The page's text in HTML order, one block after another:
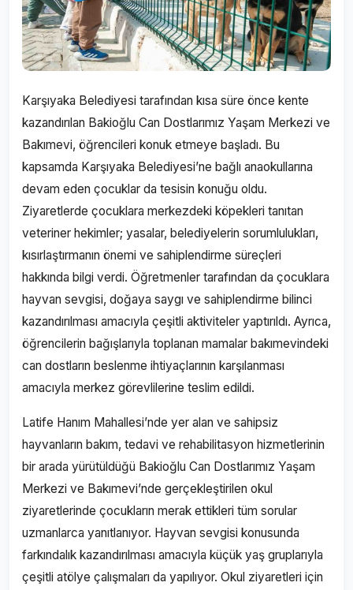
Karşıyaka Belediyesi tarafından kısa süre önce kente
kazandırılan Bakioğlu Can Dostlarımız Yaşam Merkezi ve
Bakımevi, öğrencileri konuk etmeye başladı. Bu
kapsamda Karşıyaka Belediyesi’ne bağlı anaokullarına
devam eden çocuklar da tesisin konuğu oldu.
Ziyaretlerde çocuklara merkezdeki köpekleri tanıtan
veteriner hekimler; yasalar, belediyelerin sorumlulukları,
kısırlaştırmanın önemi ve sahiplendirme süreçleri
hakkında bilgi verdi. Öğretmenler tarafından da çocuklara
hayvan sevgisi, doğaya saygı ve sahiplendirme bilinci
kazandırılması amacıyla çeşitli aktiviteler yaptırıldı. Ayrıca,
öğrencilerin bağışlarıyla toplanan mamalar bakımevindeki
can dostların beslenme ihtiyaçlarının karşılanması
amacıyla merkez görevlilerine teslim edildi.
Latife Hanım Mahallesi’nde yer alan ve sahipsiz
hayvanların bakım, tedavi ve rehabilitasyon hizmetlerinin
bir arada yürütüldüğü Bakioğlu Can Dostlarımız Yaşam
Merkezi ve Bakımevi’nde gerçekleştirilen okul
ziyaretlerinde çocukların merak ettikleri tüm sorular
uzmanlarca yanıtlanıyor. Hayvan sevgisi konusunda
farkındalık kazandırılması amacıyla küçük yaş gruplarıyla
çeşitli atölye çalışmaları da yapılıyor. Okul ziyaretleri için